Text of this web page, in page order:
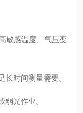
敏感温度、气压变
时间测量需要。
弱光作业。